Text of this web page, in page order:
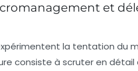
et
la tentation du
consiste à scruter en